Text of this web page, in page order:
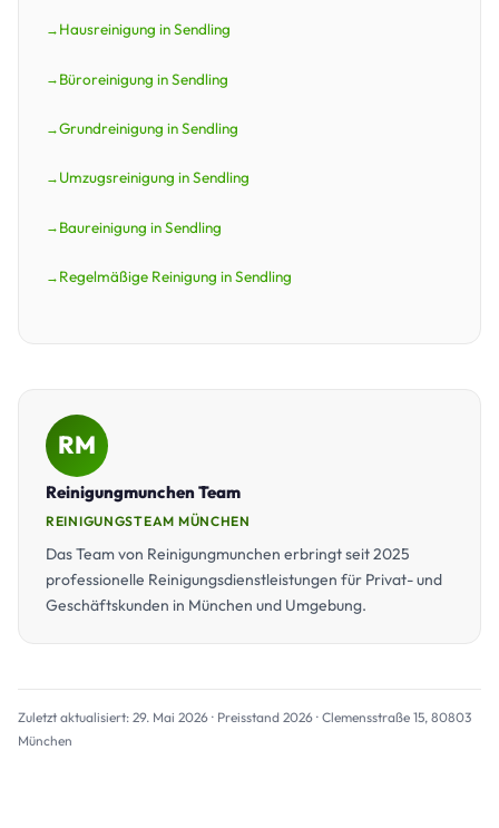
Hausreinigung in Sendling
Büroreinigung in Sendling
Grundreinigung in Sendling
Umzugsreinigung in Sendling
Baureinigung in Sendling
Regelmäßige Reinigung in Sendling
RM
Reinigungmunchen Team
REINIGUNGSTEAM MÜNCHEN
Das Team von Reinigungmunchen erbringt seit 2025
professionelle Reinigungsdienstleistungen für Privat- und
Geschäftskunden in München und Umgebung.
Zuletzt aktualisiert: 29. Mai 2026 · Preisstand 2026 · Clemensstraße 15, 80803
München